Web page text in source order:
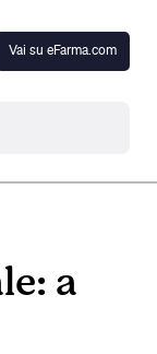
Vai su eFarma.com
a